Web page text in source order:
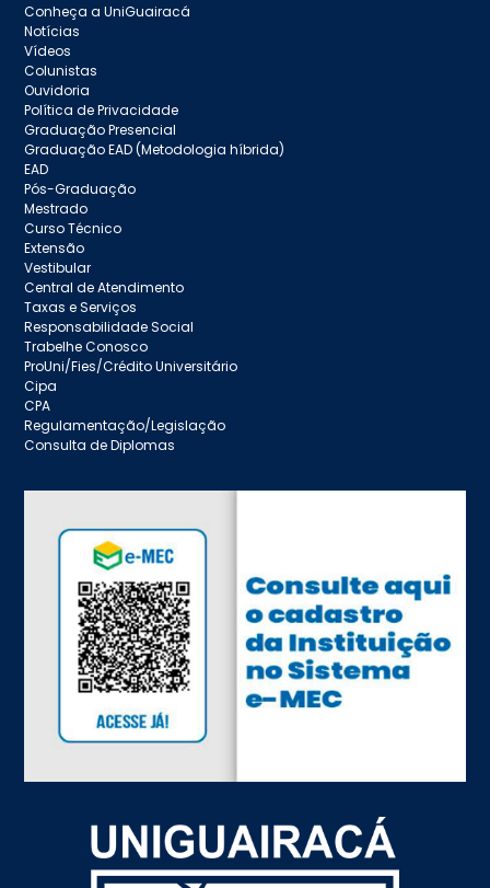
Conheça a UniGuairacá
Notícias
Vídeos
Colunistas
Ouvidoria
Política de Privacidade
Graduação Presencial
Graduação EAD (Metodologia híbrida)
EAD
Pós-Graduação
Mestrado
Curso Técnico
Extensão
Vestibular
Central de Atendimento
Taxas e Serviços
Responsabilidade Social
Trabelhe Conosco
ProUni/Fies/Crédito Universitário
Cipa
CPA
Regulamentação/Legislação
Consulta de Diplomas